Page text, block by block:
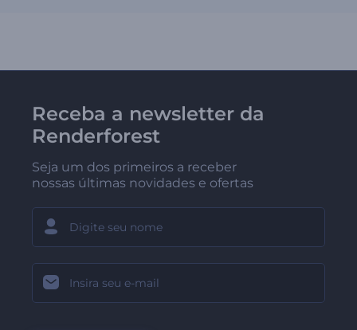
Receba a newsletter da
Renderforest
Seja um dos primeiros a receber
nossas últimas novidades e ofertas